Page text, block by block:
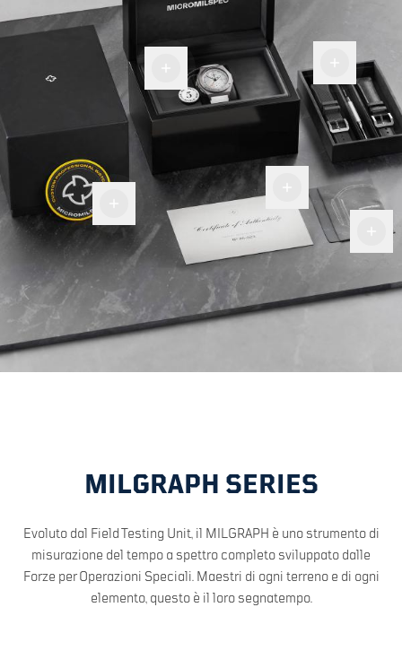
Panno in
premium
militare
Più
per te
Etichetta
garanzia
Certificato
autenticità
MILGRAPH SERIES
Evoluto dal Field Testing Unit, il MILGRAPH è uno strumento di
misurazione del tempo a spettro completo sviluppato dalle
Forze per Operazioni Speciali. Maestri di ogni terreno e di ogni
elemento, questo è il loro segnatempo.